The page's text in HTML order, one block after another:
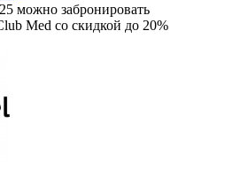
можно забронировать
Med со скидкой до 20%